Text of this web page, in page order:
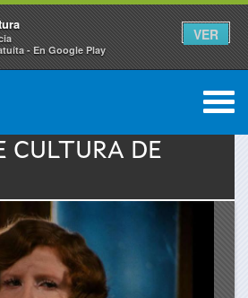
- En Google Play
VER
0
CULTURA DE